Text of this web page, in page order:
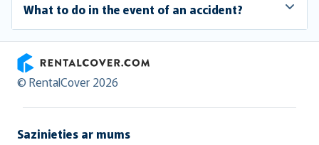
What to do in the event of an accident?
RentalCover
© RentalCover 2026
Sazinieties ar mums